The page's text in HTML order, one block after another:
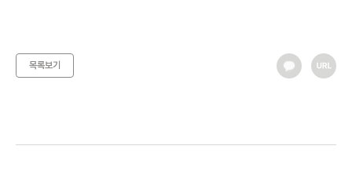
목록보기